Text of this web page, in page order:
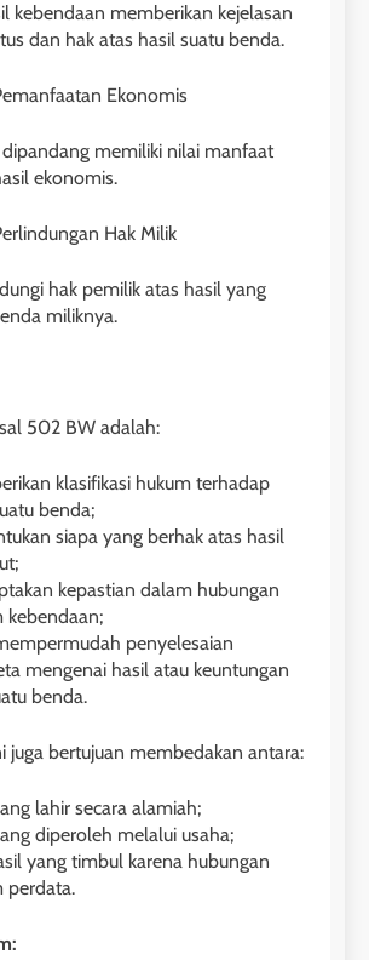
kebendaan memberikan kejelasan
dan hak atas hasil suatu benda.
Ekonomis
memiliki nilai manfaat
ekonomis.
Hak Milik
hak pemilik atas hasil yang
miliknya.
502 BW adalah:
klasifikasi hukum terhadap
benda;
siapa yang berhak atas hasil
kepastian dalam hubungan
kebendaan;
penyelesaian
mengenai hasil atau keuntungan
benda.
juga bertujuan membedakan antara:
lahir secara alamiah;
diperoleh melalui usaha;
yang timbul karena hubungan
perdata.